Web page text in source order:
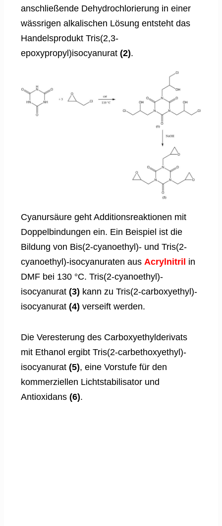
anschließende Dehydrochlorierung in einer
wässrigen alkalischen Lösung entsteht das
Handelsprodukt Tris(2,3-
epoxypropyl)isocyanurat (2).
Cyanursäure geht Additionsreaktionen mit
Doppelbindungen ein. Ein Beispiel ist die
Bildung von Bis(2-cyanoethyl)- und Tris(2-
cyanoethyl)-isocyanuraten aus Acrylnitril in
DMF bei 130 °C. Tris(2-cyanoethyl)-
isocyanurat (3) kann zu Tris(2-carboxyethyl)-
isocyanurat (4) verseift werden.
Die Veresterung des Carboxyethylderivats
mit Ethanol ergibt Tris(2-carbethoxyethyl)-
isocyanurat (5), eine Vorstufe für den
kommerziellen Lichtstabilisator und
Antioxidans (6).